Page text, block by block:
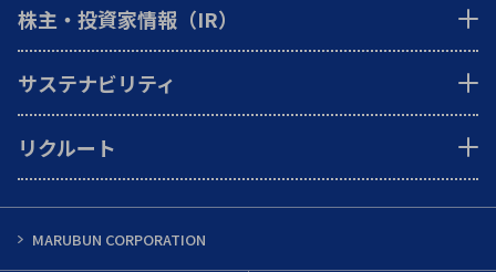
株主・投資家情報（IR）
サステナビリティ
リクルート
MARUBUN CORPORATION